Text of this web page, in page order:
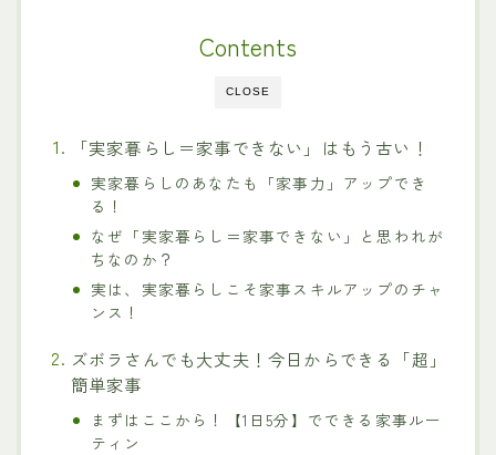
CLOSE
Contents
「実家暮らし＝家事できない」はもう古い！
実家暮らしのあなたも「家事力」アップでき
る！
なぜ「実家暮らし＝家事できない」と思われが
ちなのか？
実は、実家暮らしこそ家事スキルアップのチャ
ンス！
ズボラさんでも大丈夫！今日からできる「超」
簡単家事
まずはここから！【1日5分】でできる家事ルー
ティン